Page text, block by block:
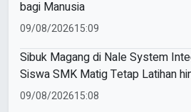
bagi Manusia
09/08/202615:09
Sibuk Magang di Nale System
Siswa SMK Matig Tetap Latihan
Raih Gold Medal ME Awards 2026
09/08/202615:08